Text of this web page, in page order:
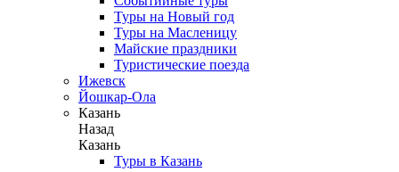
Туры на Новый год
Туры на Масленицу
Майские праздники
Туристические поезда
Ижевск
Йошкар-Ола
Казань
Назад
Казань
Туры в Казань